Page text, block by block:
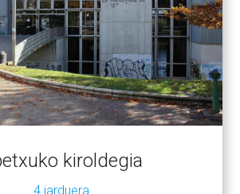
kiroldegia
4 jarduera